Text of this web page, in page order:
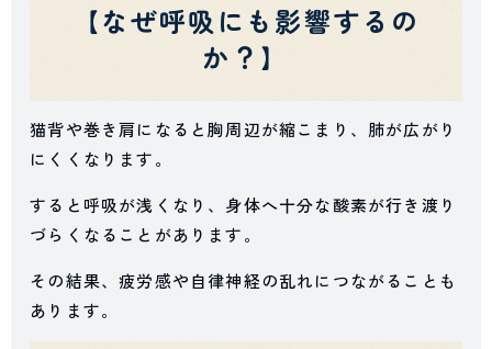
【なぜ呼吸にも影響するの
か？】
猫背や巻き肩になると胸周辺が縮こまり、肺が広がり
にくくなります。
すると呼吸が浅くなり、身体へ十分な酸素が行き渡り
づらくなることがあります。
その結果、疲労感や自律神経の乱れにつながることも
あります。